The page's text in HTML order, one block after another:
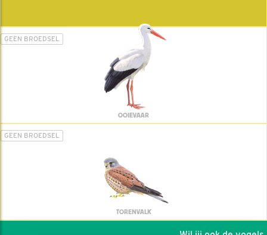
GEEN BROEDSEL
OOIEVAAR
GEEN BROEDSEL
TORENVALK